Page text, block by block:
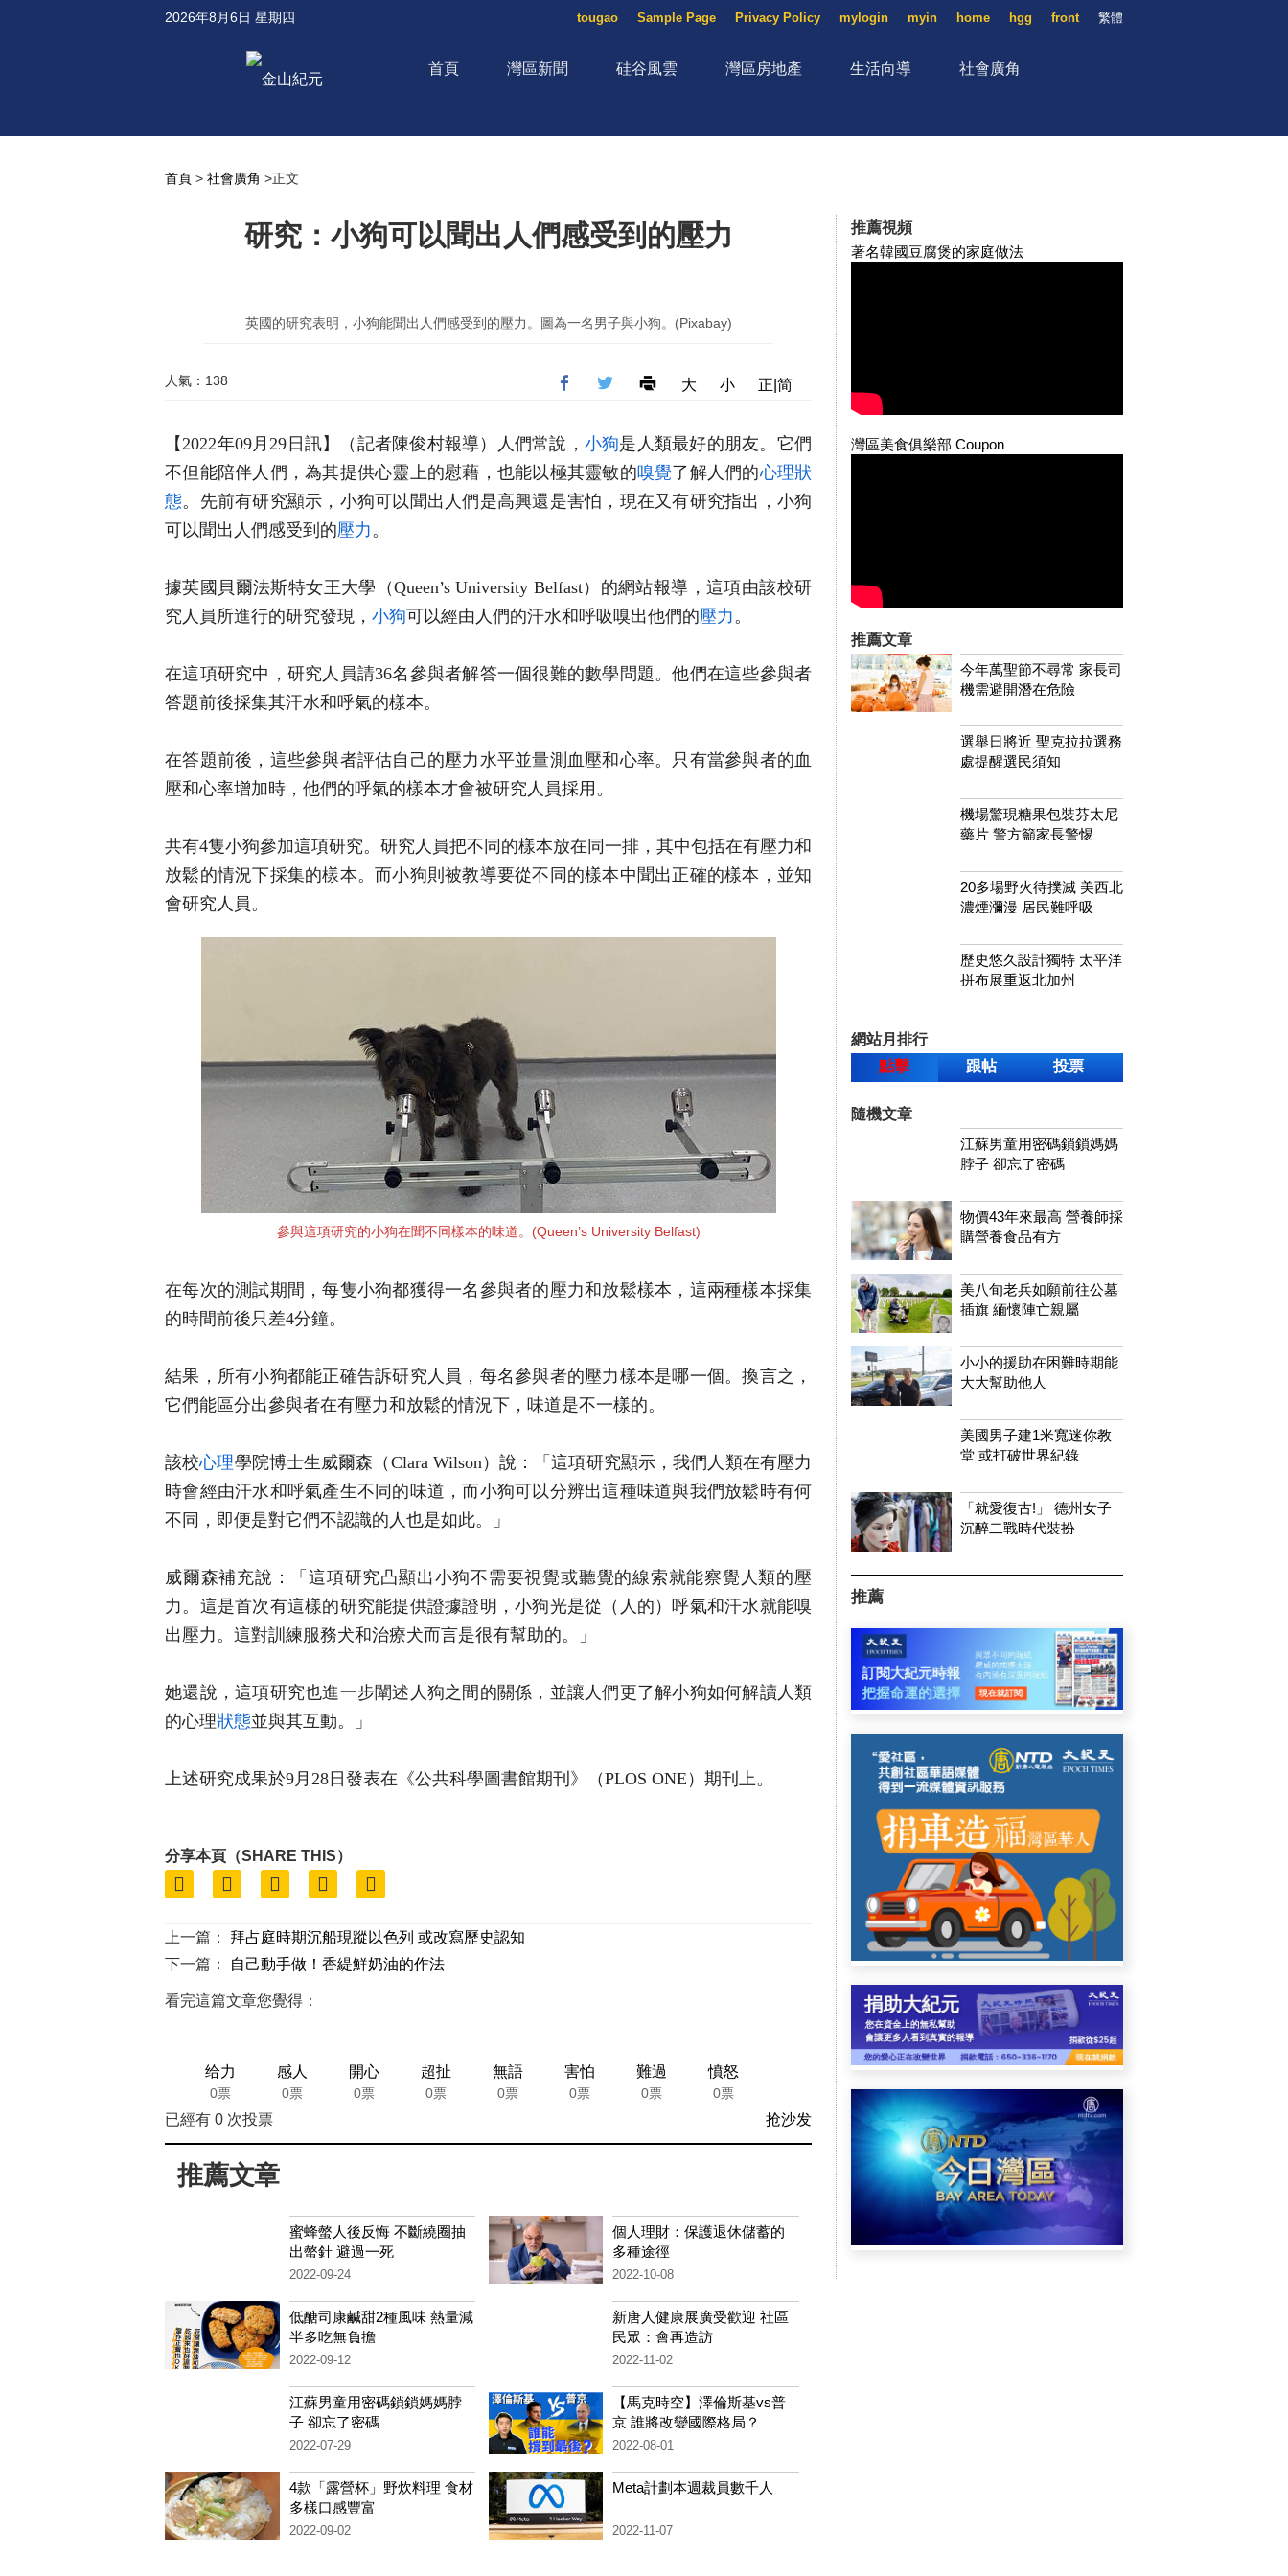
2026年8月6日 星期四 繁體
front
hgg
home
myin
mylogin
Privacy Policy
Sample Page
tougao
首頁 灣區新聞 硅谷風雲 灣區房地產 生活向導 社會廣角
首頁 > 社會廣角 >正文
研究：小狗可以聞出人們感受到的壓力
英國的研究表明，小狗能聞出人們感受到的壓力。圖為一名男子與小狗。(Pixabay)
人氣：138 大 小 正|简
【2022年09月29日訊】（記者陳俊村報導）人們常說， 小狗是人類最好的朋友。它們
不但能陪伴人們，為其提供心靈上的慰藉，也能以極其靈敏的嗅覺了解人們的心理狀
態。先前有研究顯示，小狗可以聞出人們是高興還是害怕，現在又有研究指出，小狗
可以聞出人們感受到的壓力。
據英國貝爾法斯特女王大學（Queen’s University Belfast）的網站報導，這項由該校研
究人員所進行的研究發現， 小狗可以經由人們的汗水和呼吸嗅出他們的壓力。
在這項研究中，研究人員請36名參與者解答一個很難的數學問題。他們在這些參與者
答題前後採集其汗水和呼氣的樣本。
在答題前後，這些參與者評估自己的壓力水平並量測血壓和心率。只有當參與者的血
壓和心率增加時，他們的呼氣的樣本才會被研究人員採用。
共有4隻小狗參加這項研究。研究人員把不同的樣本放在同一排，其中包括在有壓力和
放鬆的情況下採集的樣本。而小狗則被教導要從不同的樣本中聞出正確的樣本，並知
會研究人員。
參與這項研究的小狗在聞不同樣本的味道。(Queen’s University Belfast)
在每次的測試期間，每隻小狗都獲得一名參與者的壓力和放鬆樣本，這兩種樣本採集
的時間前後只差4分鐘。
結果，所有小狗都能正確告訴研究人員，每名參與者的壓力樣本是哪一個。換言之，
它們能區分出參與者在有壓力和放鬆的情況下，味道是不一樣的。
該校心理學院博士生威爾森（Clara Wilson）說：「這項研究顯示，我們人類在有壓力
時會經由汗水和呼氣產生不同的味道，而小狗可以分辨出這種味道與我們放鬆時有何
不同，即便是對它們不認識的人也是如此。」
威爾森補充說：「這項研究凸顯出小狗不需要視覺或聽覺的線索就能察覺人類的壓
力。這是首次有這樣的研究能提供證據證明，小狗光是從（人的）呼氣和汗水就能嗅
出壓力。這對訓練服務犬和治療犬而言是很有幫助的。」
她還說，這項研究也進一步闡述人狗之間的關係，並讓人們更了解小狗如何解讀人類
的心理狀態並與其互動。」
上述研究成果於9月28日發表在《公共科學圖書館期刊》（PLOS ONE）期刊上。
分享本頁（SHARE THIS）
上一篇：
拜占庭時期沉船現蹤以色列 或改寫歷史認知
下一篇：
自己動手做！香緹鮮奶油的作法
看完這篇文章您覺得：
给力
0票
感人
0票
開心
0票
超扯
0票
無語
0票
害怕
0票
難過
0票
憤怒
0票
已經有 0 次投票 抢沙发
推薦文章
蜜蜂螫人後反悔 不斷繞圈抽
出螫針 避過一死
2022-09-24
個人理財：保護退休儲蓄的
多種途徑
2022-10-08
低醣司康鹹甜2種風味 熱量減
半多吃無負擔
2022-09-12
新唐人健康展廣受歡迎 社區
民眾：會再造訪
2022-11-02
江蘇男童用密碼鎖鎖媽媽脖
子 卻忘了密碼
2022-07-29
【馬克時空】澤倫斯基vs普
京 誰將改變國際格局？
2022-08-01
4款「露營杯」野炊料理 食材
多樣口感豐富
2022-09-02
Meta計劃本週裁員數千人
2022-11-07
推薦視頻
著名韓國豆腐煲的家庭做法
灣區美食俱樂部 Coupon
推薦文章
今年萬聖節不尋常 家長司
機需避開潛在危險
選舉日將近 聖克拉拉選務
處提醒選民須知
機場驚現糖果包裝芬太尼
藥片 警方籲家長警惕
20多場野火待撲滅 美西北
濃煙瀰漫 居民難呼吸
歷史悠久設計獨特 太平洋
拼布展重返北加州
網站月排行
點擊
跟帖 投票
隨機文章
江蘇男童用密碼鎖鎖媽媽
脖子 卻忘了密碼
物價43年來最高 營養師採
購營養食品有方
美八旬老兵如願前往公墓
插旗 緬懷陣亡親屬
小小的援助在困難時期能
大大幫助他人
美國男子建1米寬迷你教
堂 或打破世界紀錄
「就愛復古!」 德州女子
沉醉二戰時代裝扮
推薦